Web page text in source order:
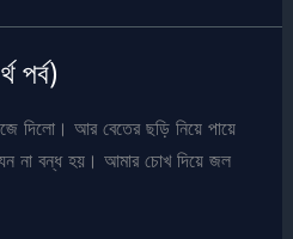
পর্ব)
দিলো। আর বেতের ছড়ি নিয়ে পায়ে
না বন্ধ হয়। আমার চোখ দিয়ে জল